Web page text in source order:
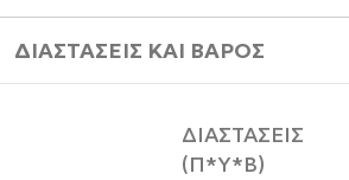
ΔΙΑΣΤΑΣΕΙΣ ΚΑΙ ΒΑΡΟΣ
ΔΙΑΣΤΑΣΕΙΣ
(Π*Υ*Β)